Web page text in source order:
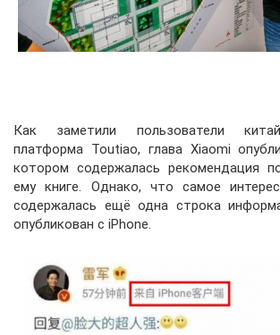
Как заметили пользователи
платформа Toutiao, глава Xiaomi
котором содержалась рекомендация
ему книге. Однако, что самое
содержалась ещё одна строка
опубликован с iPhone.